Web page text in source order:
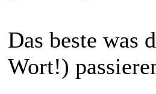
Das beste was
Wort!)